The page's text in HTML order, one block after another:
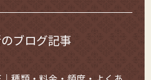
ブログ記事